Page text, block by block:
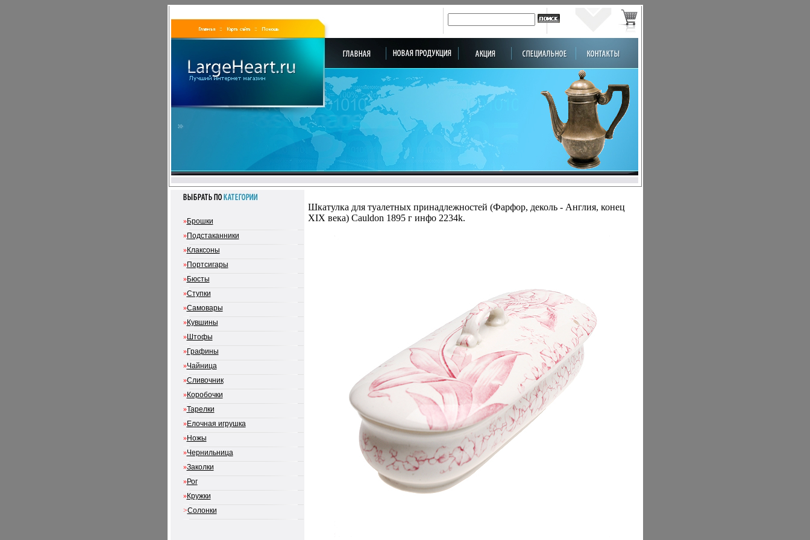
»Брошки
»Подстаканники
»Клаксоны
»Портсигары
»Бюсты
»Ступки
»Самовары
»Кувшины
»Штофы
»Графины
»Чайница
»Сливочник
»Коробочки
»Тарелки
»Елочная игрушка
»Ножы
»Чернильница
»Заколки
»Рог
»Кружки
>Солонки
Шкатулка для туалетных принадлежностей (Фарфор, деколь - Англия, конец
ХIХ века) Cauldon 1895 г инфо 2234k.